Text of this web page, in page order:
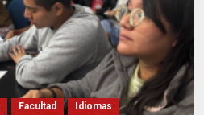
Facultad
Idiomas